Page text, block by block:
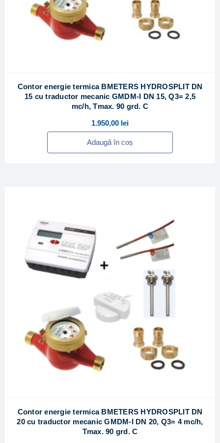
Contor energie termica BMETERS HYDROSPLIT DN
15 cu traductor mecanic GMDM-I DN 15, Q3= 2,5
mc/h, Tmax. 90 grd. C
1.950,00 lei
Adaugă în coș
Contor energie termica BMETERS HYDROSPLIT DN
20 cu traductor mecanic GMDM-I DN 20, Q3= 4 mc/h,
Tmax. 90 grd. C